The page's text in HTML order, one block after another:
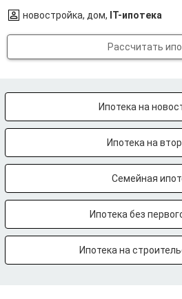
новостройка, дом, IT-ипотека
Рассчитать
Ипотека на
Ипотека на
Семейная
Ипотека без
Ипотека на